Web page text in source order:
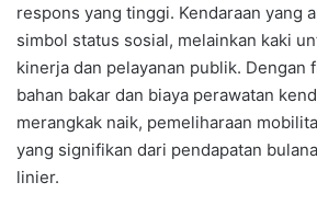
respons yang tinggi. Kendaraan yang
simbol status sosial, melainkan kaki
kinerja dan pelayanan publik. Dengan
bahan bakar dan biaya perawatan
merangkak naik, pemeliharaan
yang signifikan dari pendapatan
linier.